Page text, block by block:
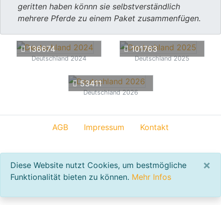
geritten haben könnn sie selbstverständlich
mehrere Pferde zu einem Paket zusammenfügen.
136674
Deutschland 2024
101763
Deutschland 2025
53411
Deutschland 2026
Diese Website nutzt Cookies, um bestmögliche
Funktionalität bieten zu können. Mehr Infos
×
AGB Impressum Kontakt